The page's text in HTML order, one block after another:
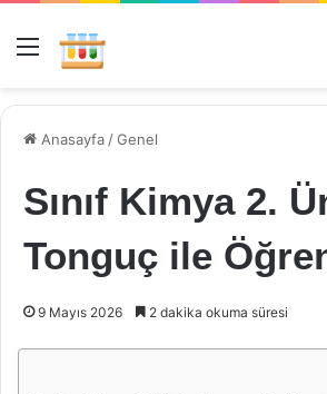
Menü
Anasayfa /Genel
Sınıf Kimya 2.
Tonguç ile
9 Mayıs 2026 2 dakika okuma süresi